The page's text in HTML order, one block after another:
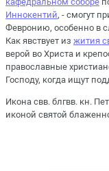
Иннокентий, - смогут
Февронию, особенно в
Как явствует из жития
верой во Христа и
православные
Господу, когда ищут
Икона свв. блгвв. кн.
иконой святой